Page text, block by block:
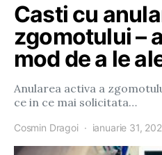
Casti cu
zgomotului –
mod de a le
Anularea activa a
ce in ce mai solicitata…
Cosmin Dragoi ianuarie 31,